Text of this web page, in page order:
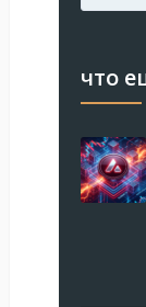
что